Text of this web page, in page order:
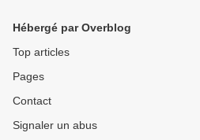
Hébergé par Overblog
Top articles
Pages
Contact
Signaler un abus